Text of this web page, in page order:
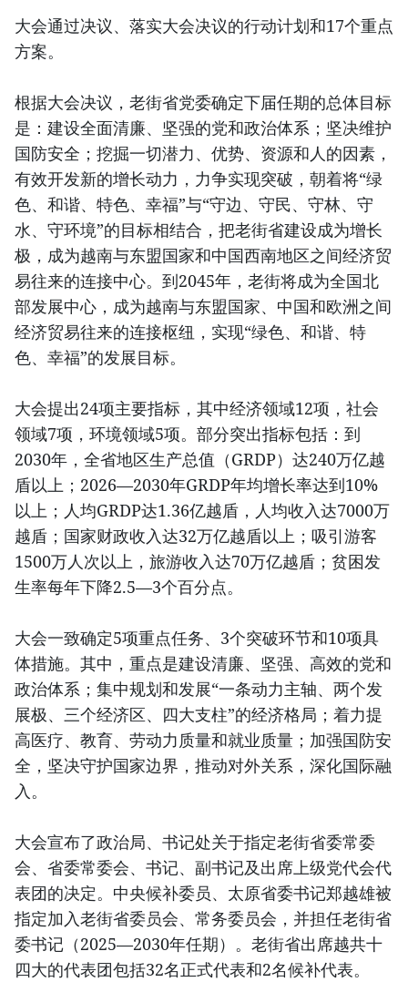
大会通过决议、落实大会决议的行动计划和17个重点
方案。
根据大会决议，老街省党委确定下届任期的总体目标
是：建设全面清廉、坚强的党和政治体系；坚决维护
国防安全；挖掘一切潜力、优势、资源和人的因素，
有效开发新的增长动力，力争实现突破，朝着将“绿
色、和谐、特色、幸福”与“守边、守民、守林、守
水、守环境”的目标相结合，把老街省建设成为增长
极，成为越南与东盟国家和中国西南地区之间经济贸
易往来的连接中心。到2045年，老街将成为全国北
部发展中心，成为越南与东盟国家、中国和欧洲之间
经济贸易往来的连接枢纽，实现“绿色、和谐、特
色、幸福”的发展目标。
大会提出24项主要指标，其中经济领域12项，社会
领域7项，环境领域5项。部分突出指标包括：到
2030年，全省地区生产总值（GRDP）达240万亿越
盾以上；2026—2030年GRDP年均增长率达到10%
以上；人均GRDP达1.36亿越盾，人均收入达7000万
越盾；国家财政收入达32万亿越盾以上；吸引游客
1500万人次以上，旅游收入达70万亿越盾；贫困发
生率每年下降2.5—3个百分点。
大会一致确定5项重点任务、3个突破环节和10项具
体措施。其中，重点是建设清廉、坚强、高效的党和
政治体系；集中规划和发展“一条动力主轴、两个发
展极、三个经济区、四大支柱”的经济格局；着力提
高医疗、教育、劳动力质量和就业质量；加强国防安
全，坚决守护国家边界，推动对外关系，深化国际融
入。
大会宣布了政治局、书记处关于指定老街省委常委
会、省委常委会、书记、副书记及出席上级党代会代
表团的决定。中央候补委员、太原省委书记郑越雄被
指定加入老街省委员会、常务委员会，并担任老街省
委书记（2025—2030年任期）。老街省出席越共十
四大的代表团包括32名正式代表和2名候补代表。